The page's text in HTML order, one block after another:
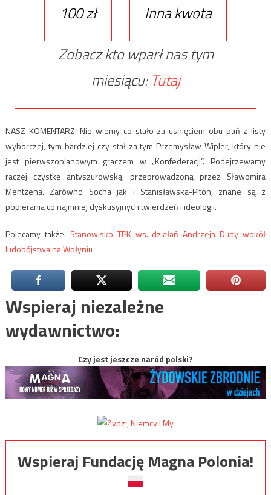
100 zł
Inna kwota
Zobacz kto wparł nas tym
miesiącu: Tutaj
NASZ KOMENTARZ: Nie wiemy co stało za usnięciem obu pań z listy
wyborczej, tym bardziej czy stał za tym Przemysław Wipler, który nie
jest pierwszoplanowym graczem w „Konfederacji”. Podejrzewamy
raczej czystkę antyszurowską, przeprowadzoną przez Sławomira
Mentzena. Zarówno Socha jak i Stanisławska-Piton, znane są z
popierania co najmniej dyskusyjnych twierdzeń i ideologii.
Polecamy także: Stanowisko TPK ws. działań Andrzeja Dudy wokół
ludobójstwa na Wołyniu
Wspieraj niezależne
wydawnictwo:
Czy jest jeszcze naród polski?
Wspieraj Fundację Magna Polonia!